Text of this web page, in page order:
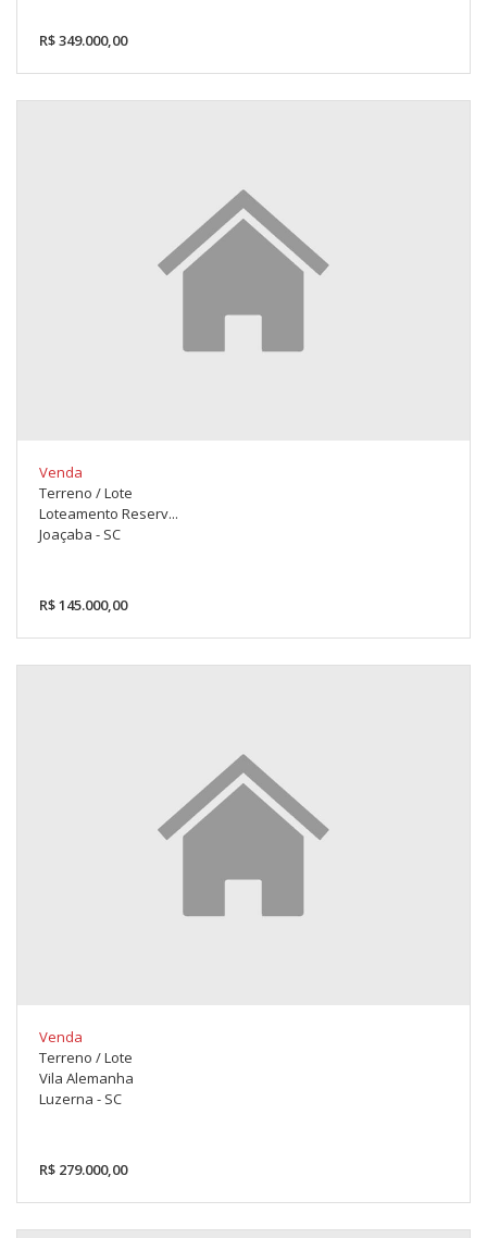
R$ 349.000,00
Venda
Terreno / Lote
Loteamento Reserv...
Joaçaba - SC
R$ 145.000,00
Venda
Terreno / Lote
Vila Alemanha
Luzerna - SC
R$ 279.000,00